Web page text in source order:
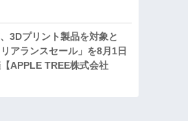
3Dプリント製品を対象と
アランスセール」を8月1日
APPLE TREE株式会社